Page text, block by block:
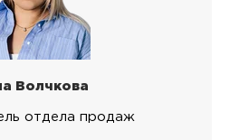
Волчкова
отдела продаж